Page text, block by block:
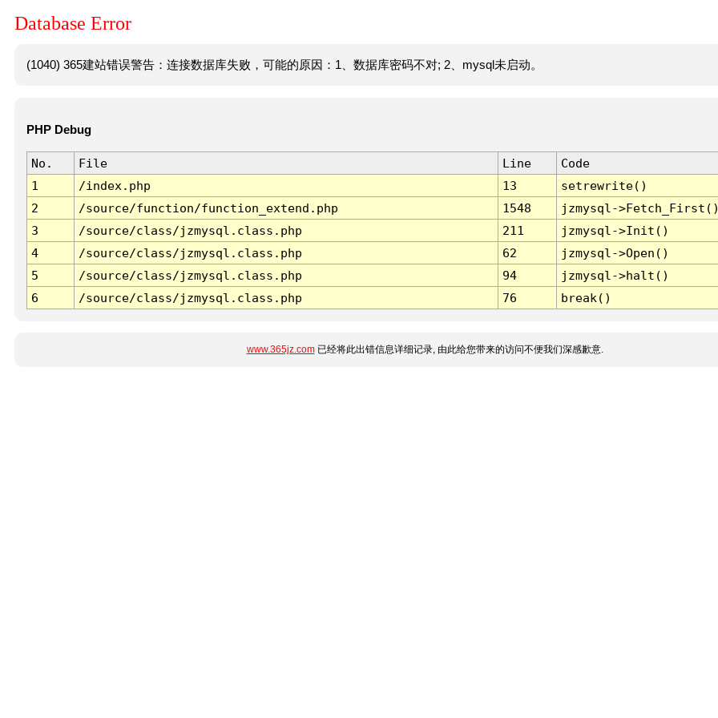
Database Error
(1040) 365建站错误警告：连接数据库失败，可能的原因：1、数据库密码不对; 2、mysql未启动。
PHP Debug
No. File Line
Code
1
/index.php 13
setrewrite()
2
/source/function/function_extend.php 1548
jzmysql-
3
/source/class/jzmysql.class.php 211
jzmysql->Init()
4
/source/class/jzmysql.class.php 62
jzmysql->Open()
5
/source/class/jzmysql.class.php 94
jzmysql->halt()
6
/source/class/jzmysql.class.php 76 break()
www.365jz.com已经将此出错信息详细记录, 由此给您带来的访问不便我们深感歉意.